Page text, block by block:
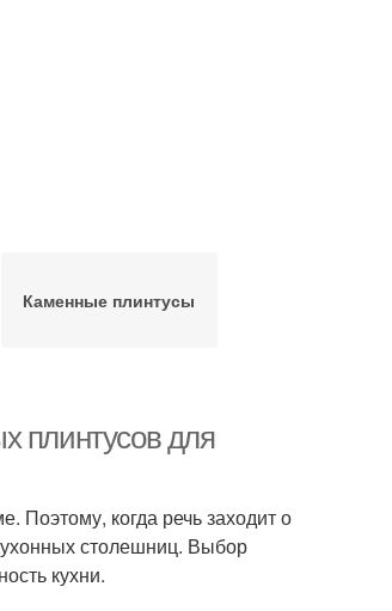
Каменные плинтусы
плинтусов для
Поэтому, когда речь заходит о
столешниц. Выбор
кухни.